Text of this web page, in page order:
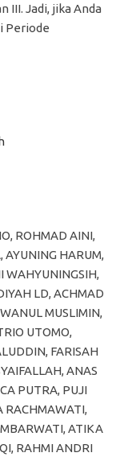
III. Jadi, jika Anda
Periode
ROHMAD AINI,
AYUNING HARUM,
WAHYUNINGSIH,
LD, ACHMAD
MUSLIMIN,
UTOMO,
FARISAH
ANAS
PUTRA, PUJI
RACHMAWATI,
ATIKA
RAHMI ANDRI